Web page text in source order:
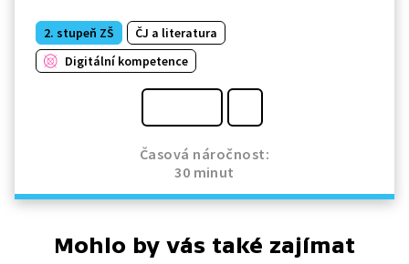
2. stupeň ZŠ
ČJ a literatura
Digitální kompetence
Časová náročnost:
30 minut
Mohlo by vás také zajímat